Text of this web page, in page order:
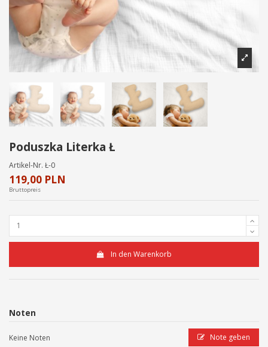
Poduszka Literka Ł
Artikel-Nr. Ł-0
119,00 PLN
Bruttopreis
In den Warenkorb
Noten
Keine Noten Note geben